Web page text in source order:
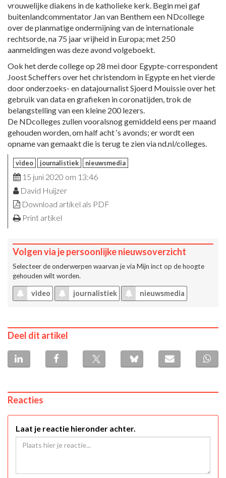
vrouwelijke diakens in de katholieke kerk. Begin mei gaf
buitenlandcommentator Jan van Benthem een NDcollege
over de planmatige ondermijning van de internationale
rechtsorde, na 75 jaar vrijheid in Europa; met 250
aanmeldingen was deze avond volgeboekt.
Ook het derde college op 28 mei door Egypte-correspondent
Joost Scheffers over het christendom in Egypte en het vierde
door onderzoeks- en datajournalist Sjoerd Mouissie over het
gebruik van data en grafieken in coronatijden, trok de
belangstelling van een kleine 200 lezers.
De NDcolleges zullen vooralsnog gemiddeld eens per maand
gehouden worden, om half acht ‘s avonds; er wordt een
opname van gemaakt die is terug te zien via nd.nl/colleges.
video journalistiek nieuwsmedia
15 juni 2020 om 13:46
David Huijzer
Download artikel als PDF
Print artikel
Volgen via je persoonlijke nieuwsoverzicht
Selecteer de onderwerpen waarvan je via Mijn inct op de hoogte
gehouden wilt worden.
video journalistiek nieuwsmedia
Deel dit artikel
Reacties
Laat je reactie hieronder achter.